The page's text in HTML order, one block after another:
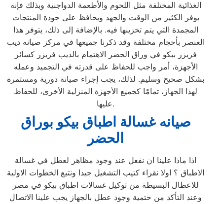
الغذائية المختلفة مثل اللحوم والأطعمة الدواجنية وبذلك فإنه
يوفر الكثير من الوقت والجهد ويحافظ على جودة المنتجات
المجمدة التي يتم تخزينها فيه. بالإضافة إلى ذلك، يتوفر هذا
العنصر بأحجام مختلفة وقد ذكرنا جميعها في مركز صيانه ديب
فريزر بيكو في وراق الحضر الاهتمام بالديب فريزر كسائر
الأجهزة، أمر واجب للحفاظ على قدرته في التجميد وعمله
بشكل صحيح وسليم. لذلك، يجب إجراء صيانة دورية ومستمرة
لهذا الجهاز، تمامًا كجميع الأجهزة المنزلية الأخرى، للحفاظ
عليها.
صيانه غسالة اطباق بيكو بوراق
الحضر
اذا ماذا علينا ان نفعل عند وجود مظاهر لعطل في غسالة
الاطباق ؟ اولا نقراء كتيب التشغيل جيدا ونتبع الخطوات الاولية
للاعطال البسيطة من توكيل غسالات اطباق بيكو في مصر
وعند التأكد من حتمية وجود عطل بالجهاز يجب علينا الاتصال